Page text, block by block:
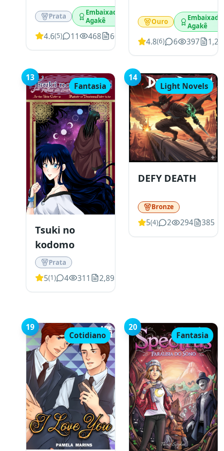
Prata
Embaixador
Agakê
4.6(5) 11 468 609
Ouro
Embaixador
Agakê
4.8(6) 6 397 1,276
13
Fantasia
Tsuki no
kodomo
Prata
5(1) 4 311 2,898
14
Light Novels
DEFY DEATH
Bronze
5(4) 2 294 385
19
Cotidiano
20
Fantasia